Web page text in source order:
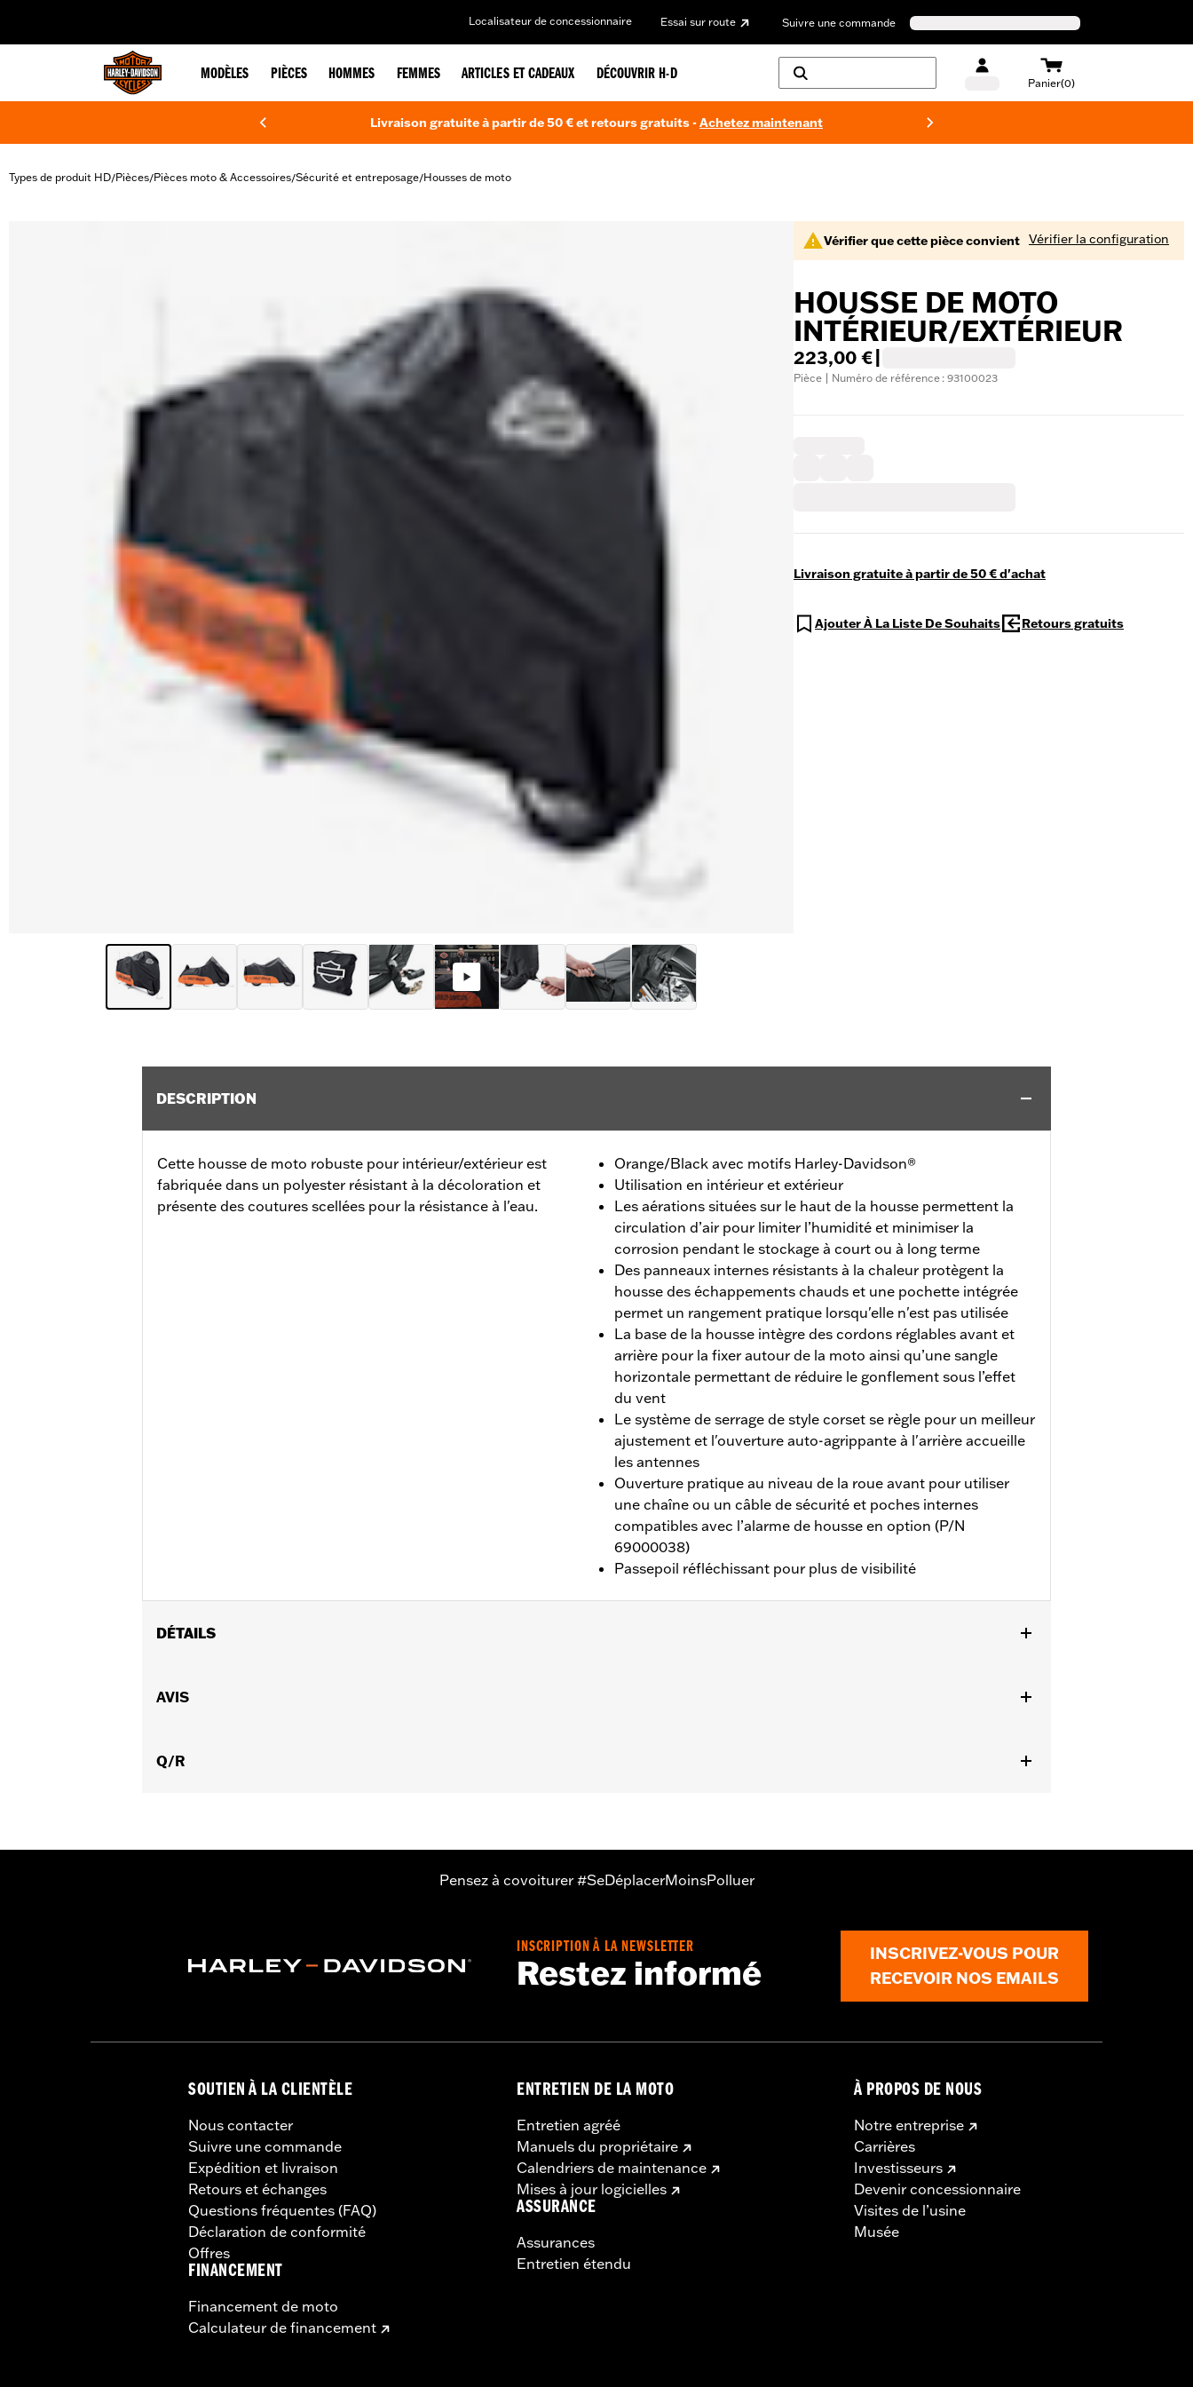
Localisateur de concessionnaire Essai sur route Suivre une commande
MODÈLES PIÈCES HOMMES FEMMES ARTICLES ET CADEAUX DÉCOUVRIR H-D
Panier(0)
Livraison gratuite à partir de 50 € et retours gratuits -Achetez maintenant
Types de produit HD/Pièces/Pièces moto & Accessoires/Sécurité et entreposage/Housses de moto
Vérifier que cette pièce convient Vérifier la configuration
HOUSSE DE MOTO
INTÉRIEUR/EXTÉRIEUR
223,00 €
Pièce | Numéro de référence : 93100023
Livraison gratuite à partir de 50 € d'achat
Ajouter À La Liste De Souhaits Retours gratuits
DESCRIPTION
Cette housse de moto robuste pour intérieur/extérieur est
fabriquée dans un polyester résistant à la décoloration et
présente des coutures scellées pour la résistance à l'eau.
Orange/Black avec motifs Harley-Davidson®
Utilisation en intérieur et extérieur
Les aérations situées sur le haut de la housse permettent la
circulation d’air pour limiter l’humidité et minimiser la
corrosion pendant le stockage à court ou à long terme
Des panneaux internes résistants à la chaleur protègent la
housse des échappements chauds et une pochette intégrée
permet un rangement pratique lorsqu'elle n'est pas utilisée
La base de la housse intègre des cordons réglables avant et
arrière pour la fixer autour de la moto ainsi qu’une sangle
horizontale permettant de réduire le gonflement sous l’effet
du vent
Le système de serrage de style corset se règle pour un meilleur
ajustement et l'ouverture auto-agrippante à l'arrière accueille
les antennes
Ouverture pratique au niveau de la roue avant pour utiliser
une chaîne ou un câble de sécurité et poches internes
compatibles avec l’alarme de housse en option (P/N
69000038)
Passepoil réfléchissant pour plus de visibilité
DÉTAILS
2025.
Vendu à l'unité:
NOTES:Les housses de moto H-D® ne sont pas conçues pour être utilisées pendant le remorquage. L'utilisation d'une housse de moto
AVIS
Q/R
Pensez à covoiturer #SeDéplacerMoinsPolluer
INSCRIPTION À LA NEWSLETTER
Restez informé
INSCRIVEZ-VOUS POUR
RECEVOIR NOS EMAILS
SOUTIEN À LA CLIENTÈLE
Nous contacter
Suivre une commande
Expédition et livraison
Retours et échanges
Questions fréquentes (FAQ)
Déclaration de conformité
Offres
FINANCEMENT
Financement de moto
Calculateur de financement
ENTRETIEN DE LA MOTO
Entretien agréé
Manuels du propriétaire
Calendriers de maintenance
Mises à jour logicielles
ASSURANCE
Assurances
Entretien étendu
À PROPOS DE NOUS
Notre entreprise
Carrières
Investisseurs
Devenir concessionnaire
Visites de l’usine
Musée